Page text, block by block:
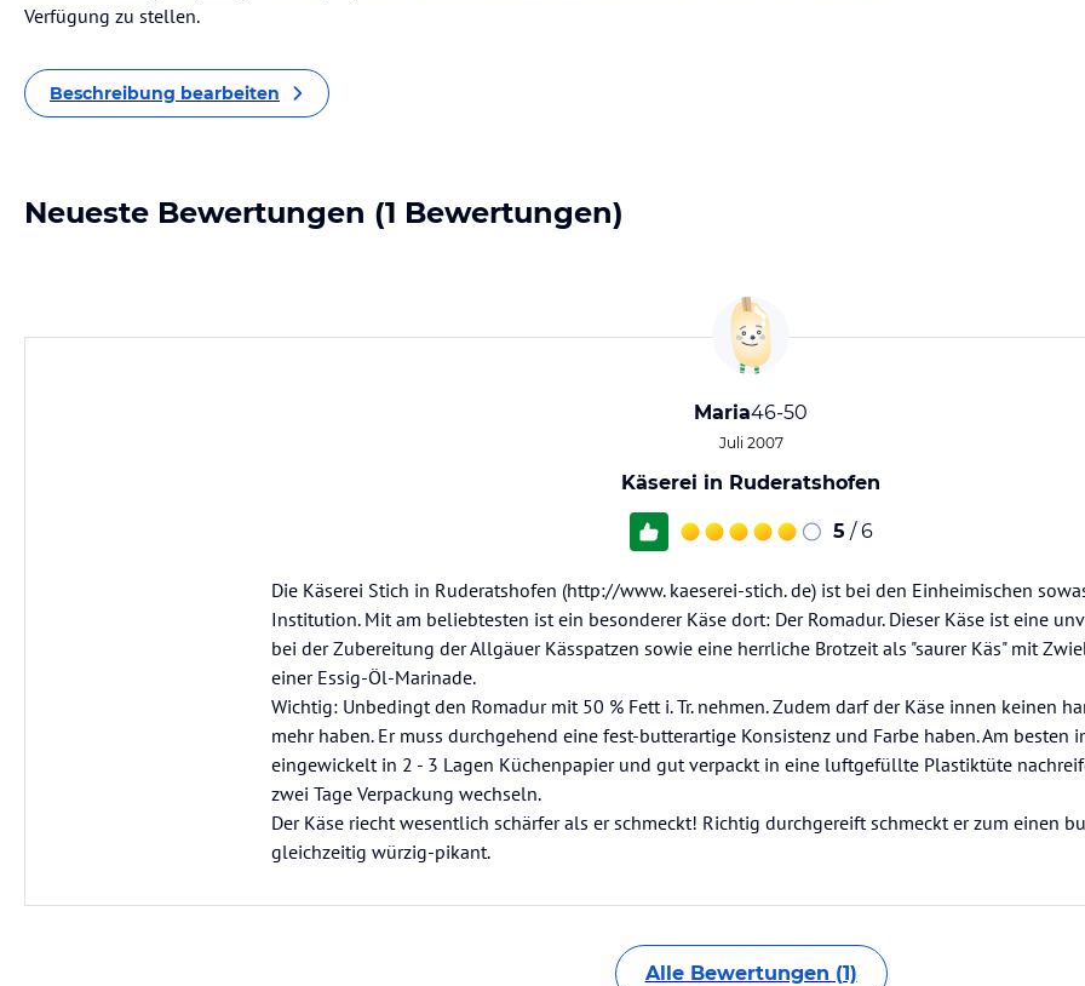
Verfügung zu stellen.
Beschreibung bearbeiten
Neueste Bewertungen (1 Bewertungen)
Maria46-50
Juli 2007
Käserei in Ruderatshofen
5 / 6
Die Käserei Stich in Ruderatshofen (http://www. kaeserei-stich. de) ist bei den Einheimischen
Institution. Mit am beliebtesten ist ein besonderer Käse dort: Der Romadur. Dieser Käse ist eine
bei der Zubereitung der Allgäuer Kässpatzen sowie eine herrliche Brotzeit als "saurer Käs" mit
einer Essig-Öl-Marinade.
Wichtig: Unbedingt den Romadur mit 50 % Fett i. Tr. nehmen. Zudem darf der Käse innen keinen
mehr haben. Er muss durchgehend eine fest-butterartige Konsistenz und Farbe haben. Am besten
eingewickelt in 2 - 3 Lagen Küchenpapier und gut verpackt in eine luftgefüllte Plastiktüte
zwei Tage Verpackung wechseln.
Der Käse riecht wesentlich schärfer als er schmeckt! Richtig durchgereift schmeckt er zum einen
gleichzeitig würzig-pikant.
Alle Bewertungen (1)